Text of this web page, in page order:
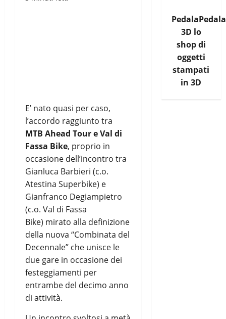
E’ nato quasi per caso,
l’accordo raggiunto tra
MTB Ahead Tour e Val di
Fassa Bike, proprio in
occasione dell’incontro tra
Gianluca Barbieri (c.o.
Atestina Superbike) e
Gianfranco Degiampietro
(c.o. Val di Fassa
Bike) mirato alla definizione
della nuova “Combinata del
Decennale” che unisce le
due gare in occasione dei
festeggiamenti per
entrambe del decimo anno
di attività.
PedalaPedala
3D lo
shop di
oggetti
stampati
in 3D